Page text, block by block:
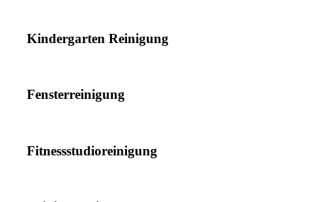
Kindergarten Reinigung
Fensterreinigung
Fitnessstudioreinigung